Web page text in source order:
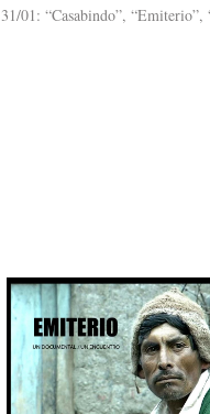
31/01: “Casabindo”, “Emiterio”,